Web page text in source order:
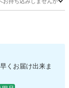
くお届け出来ま